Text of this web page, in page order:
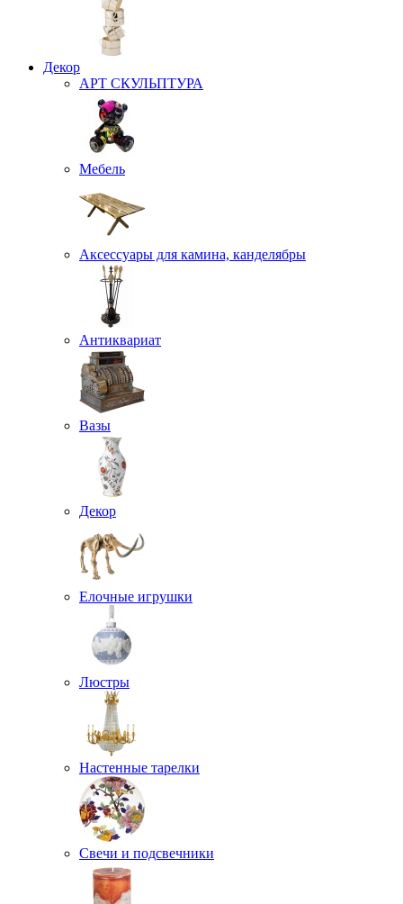
Декор
АРТ СКУЛЬПТУРА
Мебель
Аксессуары для камина, канделябры
Антиквариат
Вазы
Декор
Елочные игрушки
Люстры
Настенные тарелки
Свечи и подсвечники